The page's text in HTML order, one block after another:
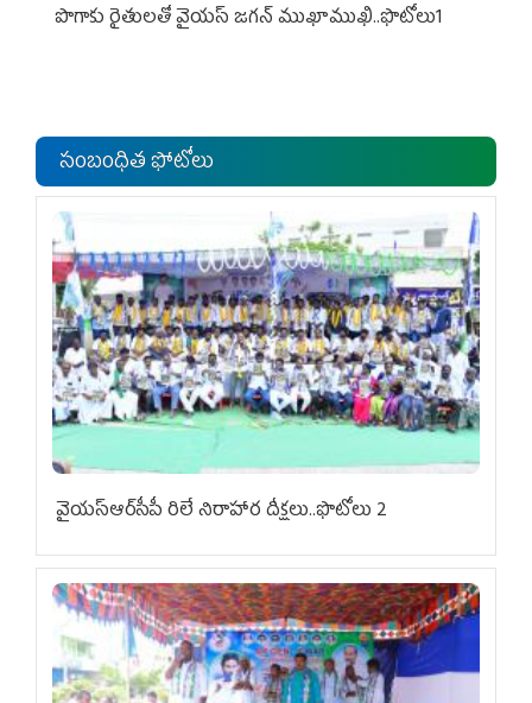
పొగాకు రైతుల‌తో వైయ‌స్ జ‌గ‌న్ ముఖాముఖి..ఫొటోలు1
సంబంధిత ఫోటోలు
వైయ‌స్ఆర్‌సీపీ రిలే నిరాహార దీక్షలు..ఫొటోలు 2